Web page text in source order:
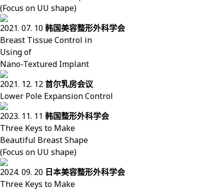
(Focus on UU shape)
2021. 07. 10韩国美容整形外科学会
Breast Tissue Control in
Using of
Nano-Textured Implant
2021. 12. 12首尔乳房会议
Lower Pole Expansion Control
2023. 11. 11 韩国整形外科学会
Three Keys to Make
Beautiful Breast Shape
(Focus on UU shape)
2024. 09. 20 日本美容整形外科学会
Three Keys to Make